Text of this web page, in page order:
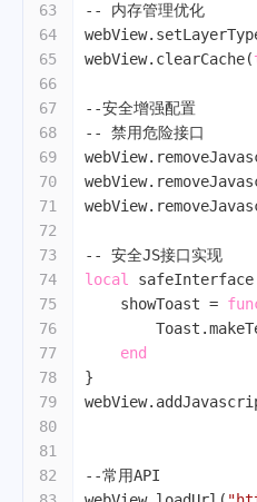
63
64
65
66
67
68
69
70
71
72
73
74
75
76
77
78
79
80
81
82
-- 内存管理优化
webView.clearCache(
--安全增强配置
-- 禁用危险接口
-- 安全JS接口实现
local
    showToast =
end
}
--常用API